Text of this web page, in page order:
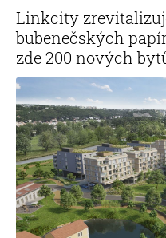
Linkcity
bubenečských
zde 200 nových